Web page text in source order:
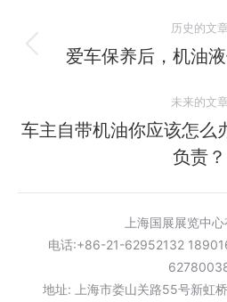
章
航
历史的文章
历
的
文
章：
爱车保养后，机油
未来的文章
未
来
的
文
章：
车主自带机油你应该怎么
负责？
上海国展展览中
电话:+86-21-62952132
地址: 上海市娄山关路55号新虹